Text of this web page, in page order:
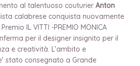
al talentuoso couturier Anton
calabrese conquista nuovamente
IL VITTI -PREMIO MONICA
per il designer insignito per il
e creatività. L’ambito e
stato consegnato a Grande